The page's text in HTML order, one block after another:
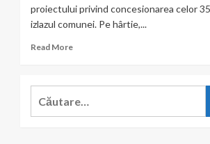
Balotești,
contestată
local
Mihai
proiectului privind concesionarea celor
izlazul comunei. Pe hârtie,...
Read MoreRead
Poziție
publică:
Caută